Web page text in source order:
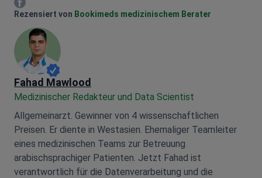
Mariia Mytrofankina Facebook
Rezensiert von Bookimeds medizinischem Berater
Fahad Mawlood
Medizinischer Redakteur und Data Scientist
Allgemeinarzt. Gewinner von 4 wissenschaftlichen
Preisen. Er diente in Westasien. Ehemaliger Teamleiter
eines medizinischen Teams zur Betreuung
arabischsprachiger Patienten. Jetzt Fahad ist
verantwortlich für die Datenverarbeitung und die